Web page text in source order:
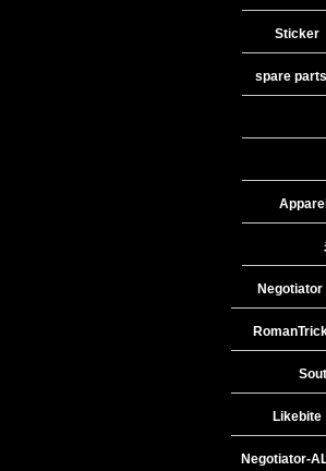
Sticker
spare parts
Apparel
Negotiator
Likebite
Negotiator-